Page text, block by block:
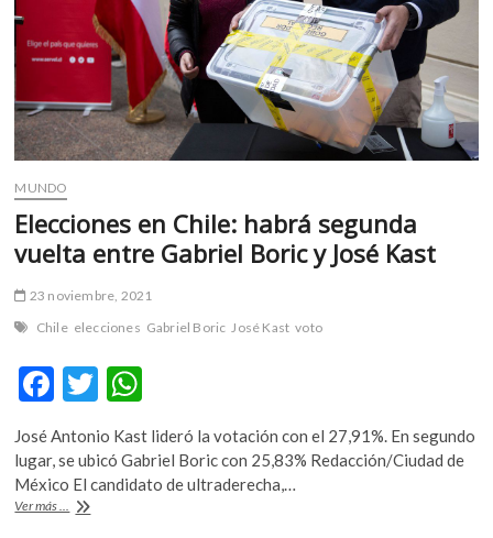
llegada
MUNDO
Elecciones en Chile: habrá segunda
vuelta entre Gabriel Boric y José Kast
23 noviembre, 2021
Chile elecciones Gabriel Boric José Kast voto
F
ac
e
b
o
T
w
itt
er
h
at
s
José Antonio Kast lideró la votación con el 27,91%. En segundo
lugar, se ubicó Gabriel Boric con 25,83% Redacción/Ciudad de
México El candidato de ultraderecha,…
Ver más ... Elecciones